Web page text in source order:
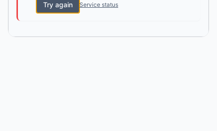
Try again Service status